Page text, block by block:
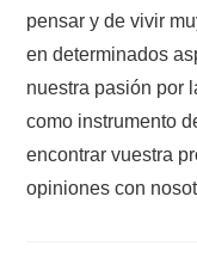
pensar y de vivir
en determinados
nuestra pasión por
como instrumento
encontrar vuestra
opiniones con